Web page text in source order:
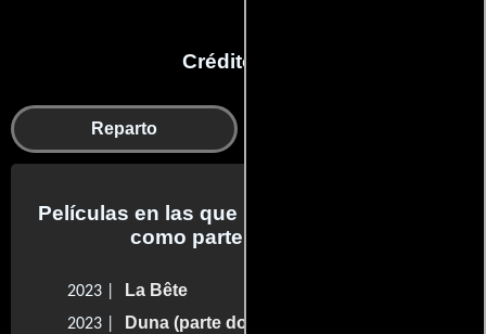
Créditos en:
Reparto
Películas en las que Léa Seydoux trabajo
como parte del reparto
2023 | La Bête
2023 | Duna (parte dos)